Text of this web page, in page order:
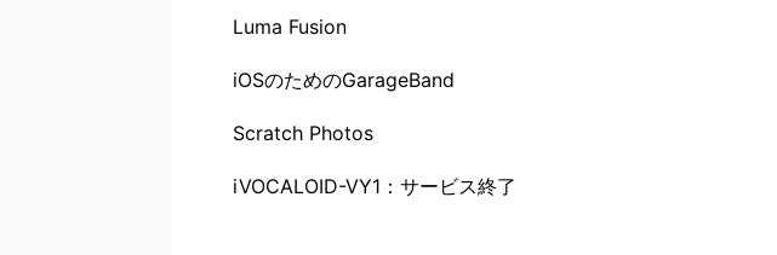
Luma Fusion
iOSのためのGarageBand
Scratch Photos
iVOCALOID-VY1：サービス終了